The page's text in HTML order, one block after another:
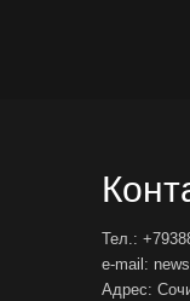
Тел.:
e-mail:
Адрес: